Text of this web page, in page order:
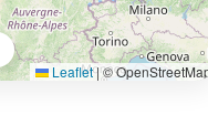
Leaflet|©